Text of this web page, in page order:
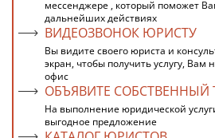
мессенджере , который поможет
дальнейших действиях
ВИДЕОЗВОНОК ЮРИСТУ
Вы видите своего юриста и
экран, чтобы получить услугу, Вам
офис
ОБЪЯВИТЕ СОБСТВЕННЫЙ
На выполнение юридической
выгодное предложение